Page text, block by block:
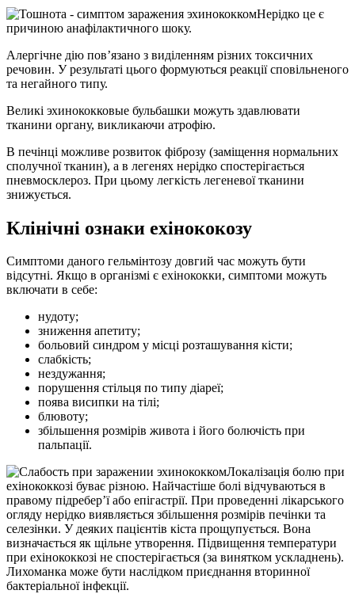
Нерідко це є
причиною анафілактичного шоку.
Алергічне дію пов’язано з виділенням різних токсичних
речовин. У результаті цього формуються реакції сповільненого
та негайного типу.
Великі эхинококковые бульбашки можуть здавлювати
тканини органу, викликаючи атрофію.
В печінці можливе розвиток фіброзу (заміщення нормальних
сполучної тканин), а в легенях нерідко спостерігається
пневмосклероз. При цьому легкість легеневої тканини
знижується.
Клінічні ознаки ехінококозу
Симптоми даного гельмінтозу довгий час можуть бути
відсутні. Якщо в організмі є ехінококки, симптоми можуть
включати в себе:
нудоту;
зниження апетиту;
больовий синдром у місці розташування кісти;
слабкість;
нездужання;
порушення стільця по типу діареї;
поява висипки на тілі;
блювоту;
збільшення розмірів живота і його болючість при
пальпації.
Локалізація болю при
ехінококкозі буває різною. Найчастіше болі відчуваються в
правому підребер’ї або епігастрії. При проведенні лікарського
огляду нерідко виявляється збільшення розмірів печінки та
селезінки. У деяких пацієнтів кіста прощупується. Вона
визначається як щільне утворення. Підвищення температури
при ехінококкозі не спостерігається (за винятком ускладнень).
Лихоманка може бути наслідком приєднання вторинної
бактеріальної інфекції.